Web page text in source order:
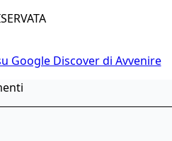
Google Discover di Avvenire